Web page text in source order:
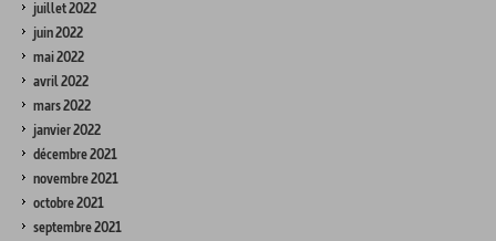
juillet 2022
juin 2022
mai 2022
avril 2022
mars 2022
janvier 2022
décembre 2021
novembre 2021
octobre 2021
septembre 2021